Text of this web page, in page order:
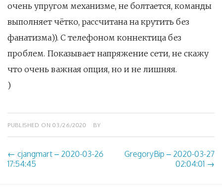
очень упругом механизме, не болтается, команды
выполняет чётко, рассчитана на крутить без
фанатизма)). С телефоном коннектица без
проблем. Показывает напряжение сети, не скажу
что очень важная опция, но и не лишняя.
)
PUBLISHED ON03/26/2020 BY
Post
← cjangmart – 2020-03-26
17:54:45
GregoryBip – 2020-03-27
02:04:01 →